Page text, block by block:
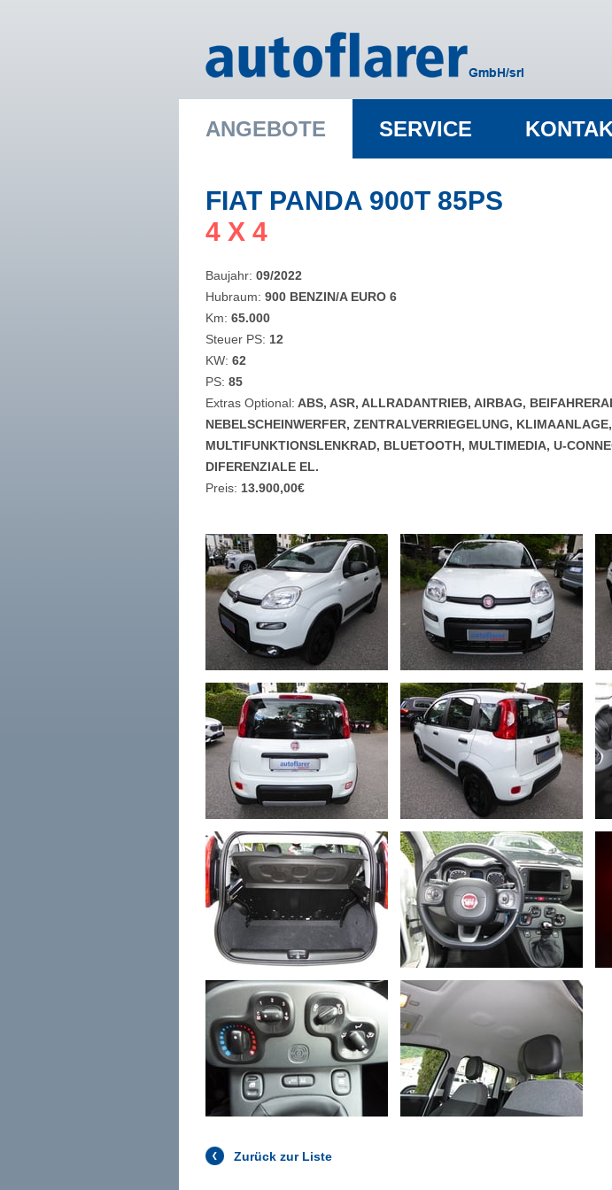
ANGEBOTE SERVICE
FIAT PANDA 900T 85PS
​4 X 4
Baujahr: 09/2022
Hubraum: 900 BENZIN/A EURO 6
Km: 65.000
Steuer PS: 12
KW: 62
PS: 85
Extras Optional: ABS, ASR, ALLRADANTRIEB, AIRBAG,
NEBELSCHEINWERFER, ZENTRALVERRIEGELUNG,
MULTIFUNKTIONSLENKRAD, BLUETOOTH, MULTIMEDIA, U-
DIFERENZIALE EL.
Preis: 13.900,00€
Zurück zur Liste